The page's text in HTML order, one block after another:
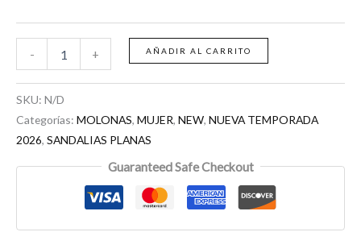
- + AÑADIR AL CARRITO
SKU: N/D
Categorías: MOLONAS, MUJER, NEW, NUEVA TEMPORADA
2026, SANDALIAS PLANAS
Guaranteed Safe Checkout